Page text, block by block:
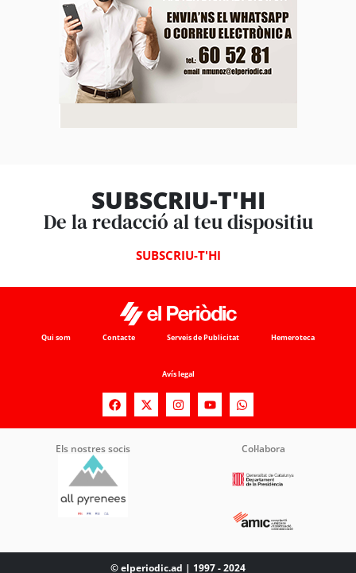
SUBSCRIU-T'HI
De la redacció al teu dispositiu
SUBSCRIU-T'HI
Qui som Contacte Serveis de Publicitat Hemeroteca
Avís legal
Els nostres socis Col·labora
© elperiodic.ad | 1997 - 2024